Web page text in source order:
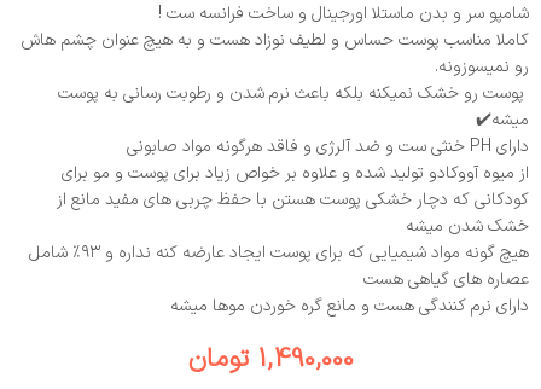
شامپو سر و بدن ماستلا اورجینال و ساخت فرانسه ست !
کاملا مناسب پوست حساس و لطیف نوزاد هست و به هیچ عنوان چشم هاش
رو نمیسوزونه.
پوست رو خشک نمیکنه بلکه باعث نرم شدن و رطوبت رسانی به پوست
میشه✔️
دارای PH خنثی ست و ضد آلرژی و فاقد هرگونه مواد صابونی
از میوه آووکادو تولید شده و علاوه بر خواص زیاد برای پوست و مو برای
کودکانی که دچار خشکی پوست هستن با حفظ چربی های مفید مانع از
خشک شدن میشه
هیچ گونه مواد شیمیایی که برای پوست ایجاد عارضه کنه نداره و ۹۳٪ شامل
عصاره های گیاهی هست
دارای نرم کنندگی هست و مانع گره خوردن موها میشه
1,490,000 تومان